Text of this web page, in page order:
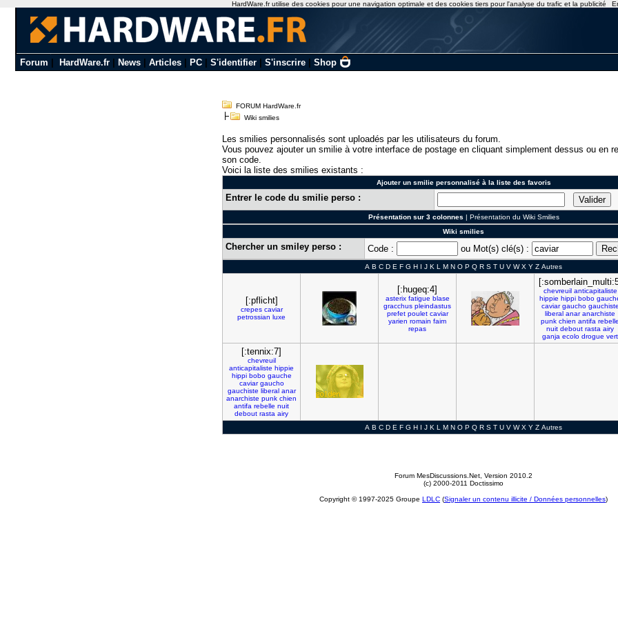
Forum HardWare.fr| News| Articles| PC| S'identifier| S'inscrire| Shop
FORUM HardWare.fr
Wiki smilies
Les smilies personnalisés sont uploadés par les utilisateurs du forum.
Vous pouvez ajouter un smilie à votre interface de postage en cliquant simplement dessus ou en
son code.
Voici la liste des smilies existants :
Ajouter un smilie personnalisé à la liste des favoris
Entrer le code du smilie perso :
Présentation sur 3 colonnes | Présentation du Wiki Smilies
Wiki smilies
Chercher un smiley perso : Code : ou Mot(s) clé(s) :
A B C D E F G H I J K L M N O P Q R S T U V W X Y Z Autres
[:pflicht]
crepes caviar
petrossian luxe
[:hugeq:4]
asterix fatigue blase
gracchus pleindastus
prefet poulet caviar
yarien romain faim
repas
chevreuil anticapitaliste
hippie hippi bobo
caviar gaucho
liberal anar anarchiste
punk chien antifa
nuit debout rasta airy
ganja ecolo drogue vert
[:tennix:7]
chevreuil
anticapitaliste hippie
hippi bobo gauche
caviar gaucho
gauchiste liberal anar
anarchiste punk chien
antifa rebelle nuit
debout rasta airy
A B C D E F G H I J K L M N O P Q R S T U V W X Y Z Autres
Forum MesDiscussions.Net , Version 2010.2
(c) 2000-2011 Doctissimo
Copyright © 1997-2025 Groupe LDLC (Signaler un contenu illicite / Données personnelles)
HardWare.fr utilise des cookies pour une navigation optimale et des cookies tiers pour l'analyse du trafic et la publicité